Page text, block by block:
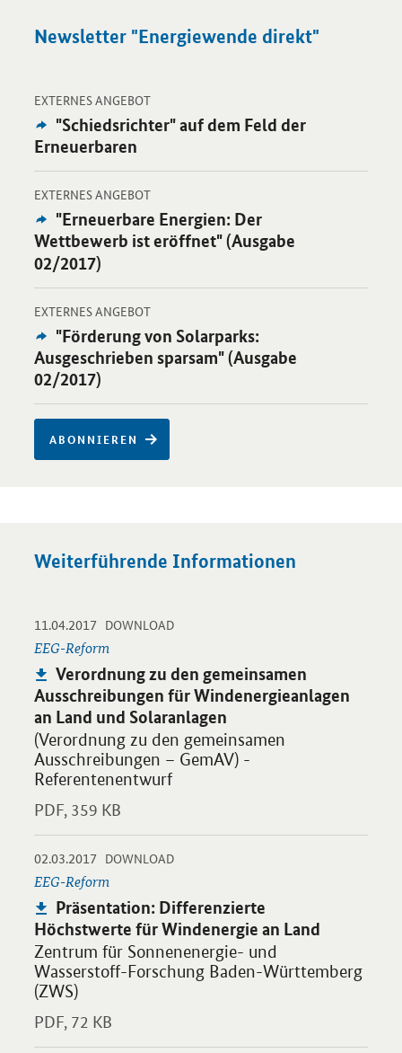
Newsletter "Energiewende direkt"
EXTERNES ANGEBOT-
Externes
Angebot:
"Schiedsrichter" auf dem Feld der
Erneuerbaren
Öffnet Einzelsicht
EXTERNES ANGEBOT-
Externes
Angebot:
"Erneuerbare Energien: Der
Wettbewerb ist eröffnet" (Ausgabe
02/2017)
Öffnet Einzelsicht
EXTERNES ANGEBOT-
Externes
Angebot:
"Förderung von Solarparks:
Ausgeschrieben sparsam" (Ausgabe
02/2017)
Öffnet Einzelsicht
ABONNIEREN
Weiterführende Informationen
11.04.2017 -
DOWNLOAD-
EEG-Reform
Publikation:
Verordnung zu den gemeinsamen
Ausschreibungen für Windenergieanlagen
an Land und Solaranlagen
(Verordnung zu den gemeinsamen
Ausschreibungen – GemAV) -
Referentenentwurf
PDF, 359 KB
Öffnet PDF "Verordnung zu den gemeinsamen
02.03.2017 -
DOWNLOAD-
EEG-Reform
Publikation:
Präsentation: Differenzierte
Höchstwerte für Windenergie an Land
Zentrum für Sonnenenergie- und
Wasserstoff-Forschung Baden-Württemberg
(ZWS)
PDF, 72 KB
Öffnet PDF "Präsentation: Differenzierte Höchstwerte für